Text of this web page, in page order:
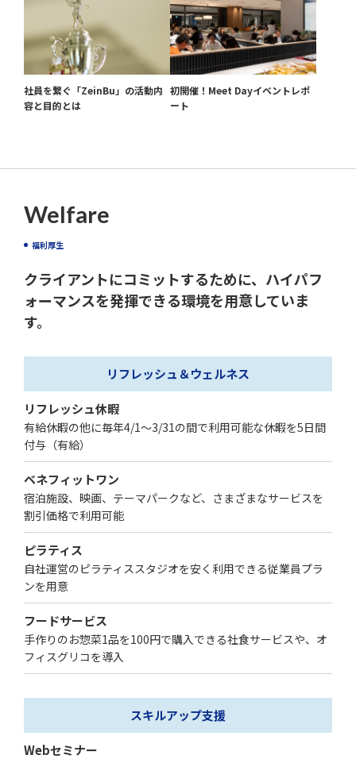
社員を繋ぐ「ZeinBu」の活動内
容と目的とは
初開催！Meet Dayイベントレポ
ート
Welfare
福利厚生
クライアントにコミットするために、ハイパフ
ォーマンスを発揮できる環境を用意していま
す。
リフレッシュ＆ウェルネス
リフレッシュ休暇
有給休暇の他に毎年4/1～3/31の間で利用可能な休暇を5日間
付与（有給）
ベネフィットワン
宿泊施設、映画、テーマパークなど、さまざまなサービスを
割引価格で利用可能
ピラティス
自社運営のピラティススタジオを安く利用できる従業員プラ
ンを用意
フードサービス
手作りのお惣菜1品を100円で購入できる社食サービスや、オ
フィスグリコを導入
スキルアップ支援
Webセミナー